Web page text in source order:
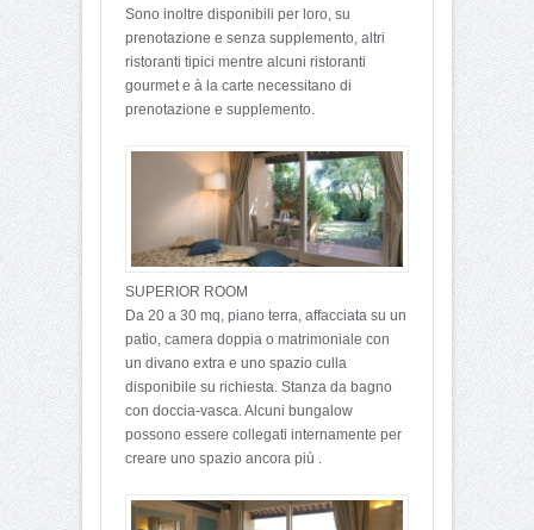
Sono inoltre disponibili per loro, su
prenotazione e senza supplemento, altri
ristoranti tipici mentre alcuni ristoranti
gourmet e à la carte necessitano di
prenotazione e supplemento.
SUPERIOR ROOM
Da 20 a 30 mq, piano terra, affacciata su un
patio, camera doppia o matrimoniale con
un divano extra e uno spazio culla
disponibile su richiesta. Stanza da bagno
con doccia-vasca. Alcuni bungalow
possono essere collegati internamente per
creare uno spazio ancora più .